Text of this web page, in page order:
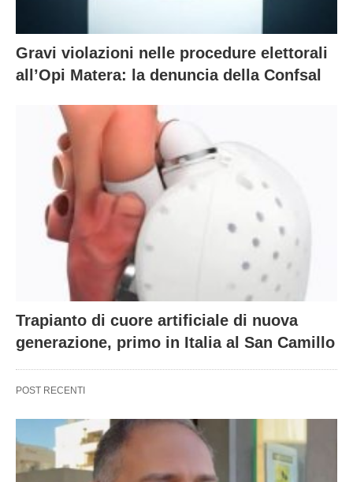
Gravi violazioni nelle procedure elettorali
all’Opi Matera: la denuncia della Confsal
Trapianto di cuore artificiale di nuova
generazione, primo in Italia al San Camillo
POST RECENTI